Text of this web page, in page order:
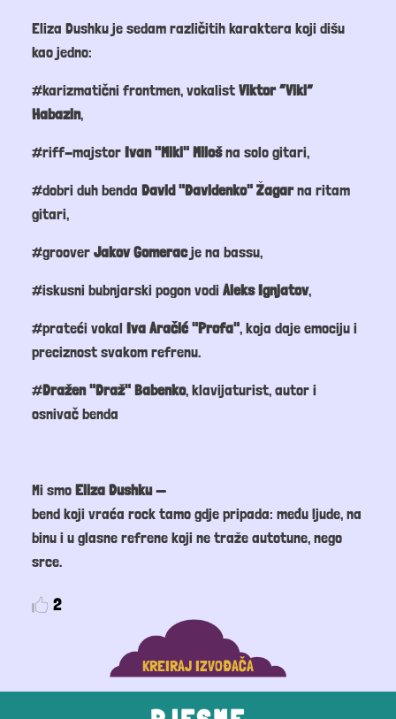
Eliza Dushku je sedam različitih karaktera koji dišu
kao jedno:
#karizmatični frontmen, vokalistViktor “Viki”
Habazin,
#riff-majstorIvan "Miki" Milošna solo gitari,
#dobri duh benda David "Davidenko" Žagarna ritam
gitari,
#grooverJakov Gomeracje na bassu,
#iskusni bubnjarski pogon vodiAleks Ignjatov,
#prateći vokalIva Aračić "Profa", koja daje emociju i
preciznost svakom refrenu.
#Dražen "Draž" Babenko, klavijaturist, autor i
osnivač benda
Mi smoEliza Dushku—
bend koji vraća rock tamo gdje pripada: među ljude, na
binu i u glasne refrene koji ne traže autotune, nego
srce.
2
KREIRAJ IZVOĐAČA